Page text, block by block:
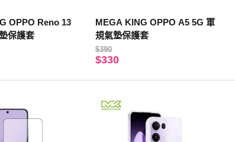
OPPO Reno 13
保護套
MEGA KING OPPO A5 5G 軍
規氣墊保護套
$390
$330